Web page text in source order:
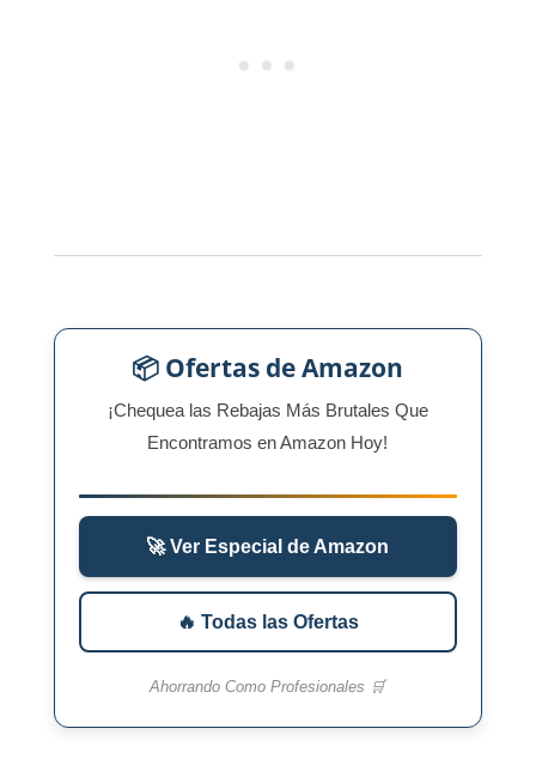
📦 Ofertas de Amazon
¡Chequea las Rebajas Más Brutales Que
Encontramos en Amazon Hoy!
🚀 Ver Especial de Amazon
🔥 Todas las Ofertas
Ahorrando Como Profesionales 🛒